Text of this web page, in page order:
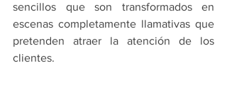
sencillos que son transformados en
escenas completamente llamativas que
pretenden atraer la atención de los
clientes.